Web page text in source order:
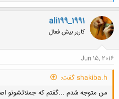
کلیک کنید
ک
ن
ش
ه
ا
ali199_1991
کاربر بیش فعال
Jun 15, 2016
shakiba.h گفت:
من متوجه شدم ...گفتم که جملاتشونو